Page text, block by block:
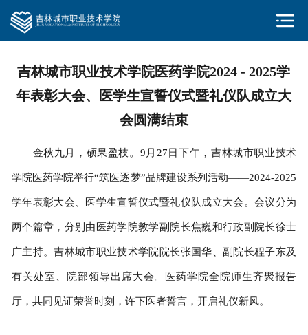
吉林城市职业技术学院医药学院2024 - 2025学
年表彰大会、医学生宣誓仪式暨礼仪队成立大
会圆满结束
金秋九月，硕果盈枝。9月27日下午，吉林城市职业技术
学院医药学院举行“筑医逐梦”品牌建设系列活动——2024-2025
学年表彰大会、医学生宣誓仪式暨礼仪队成立大会。会议分为
两个篇章，分别由医药学院教学副院长焦巍和行政副院长徐士
广主持。吉林城市职业技术学院院长张国华、副院长程子东及
有关处室、院部领导出席大会。医药学院全院师生齐聚报告
厅，共同见证荣誉时刻，许下医者誓言，开启礼仪新风。